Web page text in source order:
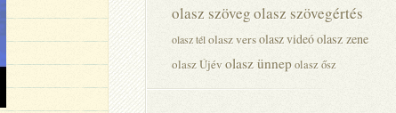
olasz szövegolasz szövegértés
olasz tél olasz versolasz videóolasz zene
olasz Újévolasz ünnepolasz ősz